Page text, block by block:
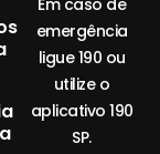
Em caso de
emergência
ligue 190 ou
utilize o
aplicativo 190
SP.